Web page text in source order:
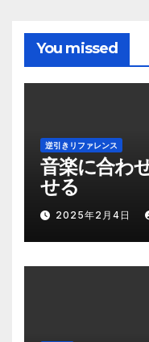
You missed
逆引きリファレンス
音楽に合わ
せる
2025年2月4日